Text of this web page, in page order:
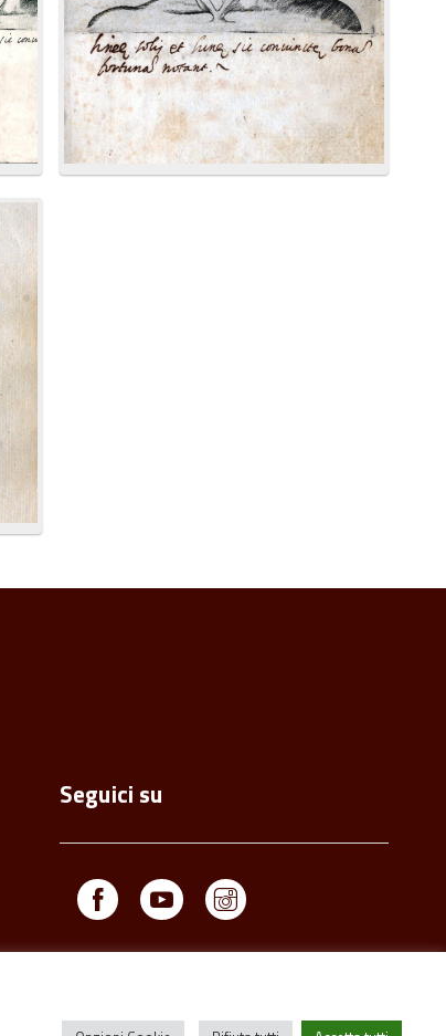
Seguici su
Facebook Youtube